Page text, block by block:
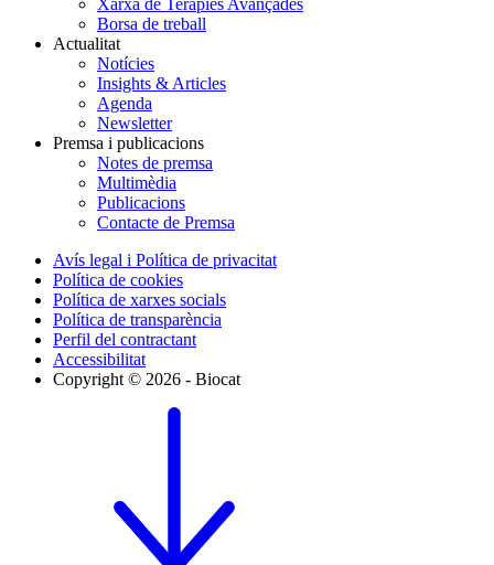
Xarxa de Teràpies Avançades
Borsa de treball
Actualitat
Notícies
Insights & Articles
Agenda
Newsletter
Premsa i publicacions
Notes de premsa
Multimèdia
Publicacions
Contacte de Premsa
Avís legal i Política de privacitat
Política de cookies
Política de xarxes socials
Política de transparència
Perfil del contractant
Accessibilitat
Copyright © 2026 - Biocat